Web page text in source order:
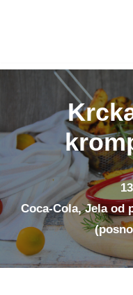
Coca-Cola,Jela od